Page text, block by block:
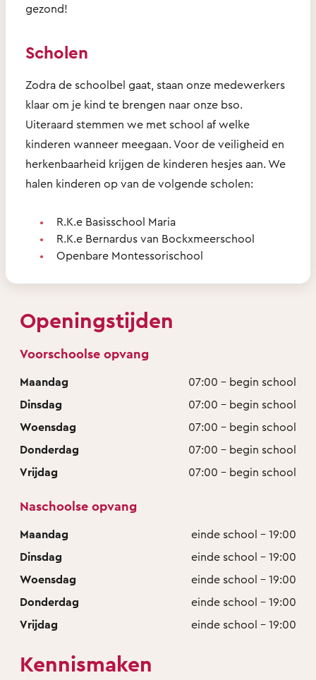
gezond!
Scholen
Zodra de schoolbel gaat, staan onze medewerkers
klaar om je kind te brengen naar onze bso.
Uiteraard stemmen we met school af welke
kinderen wanneer meegaan. Voor de veiligheid en
herkenbaarheid krijgen de kinderen hesjes aan. We
halen kinderen op van de volgende scholen:
R.K.e Basisschool Maria
R.K.e Bernardus van Bockxmeerschool
Openbare Montessorischool
Openingstijden
Voorschoolse opvang
Maandag
07:00 - begin school
Dinsdag
07:00 - begin school
Woensdag
07:00 - begin school
Donderdag
07:00 - begin school
Vrijdag
07:00 - begin school
Naschoolse opvang
Maandag
einde school - 19:00
Dinsdag
einde school - 19:00
Woensdag
einde school - 19:00
Donderdag
einde school - 19:00
Vrijdag
einde school - 19:00
Kennismaken